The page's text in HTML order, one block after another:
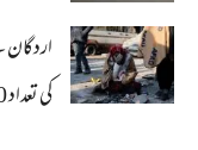
اردگان
کی تعداد 11,000 سے زیادہ ہو گئی ہے۔